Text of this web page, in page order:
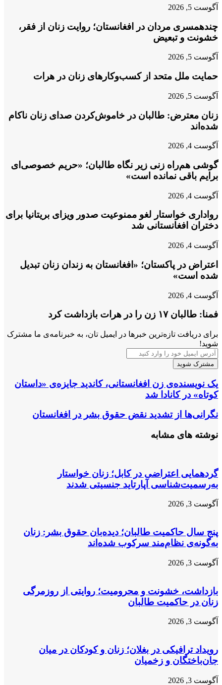
آگوست 5, 2026
چندهمسری مردان در افغانستان؛ روایت زنان از فقر،
خشونت و تبعیض
آگوست 5, 2026
حمایت ملل متحد از کسب‌وکارهای زنان در هرات
آگوست 5, 2026
زنان معترض: طالبان در خاموش‌کردن صدای زنان ناکام
شده‌اند
آگوست 4, 2026
گوشی هم‌راه زنی زیر نگاه طالبان؛ «حریم خصوصی‌ای
برایم باقی نمانده است»
آگوست 4, 2026
رواداری خواستار لغو ممنوعیت صدور ویزای بریتانیا برای
دختران افغانستانی شد
آگوست 4, 2026
اعتراض در پاکستان؛ «افغانستان به زندان زنان تبدیل
شده است»
آگوست 4, 2026
فمنا: طالبان ۱۷ زن را در هرات بازداشت کرد
برای دریافت تازه‌ترین خبرها در ایمیل تان، به خبرنامه‌ی ما مشترک
شوید!
آدرس
ایمیل
خود
را
وارد
کنید
یک
نویسنده‌ی
زن
افغانستانی،
کاندید
«داستان
کانادا
شد
یک نویسنده‌ی زن افغانستانی، کاندید جایزه‌ی «داستان
کوتاه» در کانادا شد
نگرانی‌ها
تشدید
نقض
در
افغانستان
نگرانی‌ها از تشدید نقض حقوق بشر در افغانستان
نوشته های مشابه
گردهمایی اعتراضی در کابل؛ زنان خواستار
به‌رسمیت‌شناسی آپارتاید جنسیتی شدند
آگوست 3, 2026
پنج سال حاکمیت طالبان؛ دیده‌بان حقوق بشر: زنان
به‌گونه‌ی نظام‌مند سرکوب شده‌اند
آگوست 3, 2026
بازداشت، خشونت و محرومیت؛ روایتی از روزمرگی
زنان در حاکمیت طالبان
آگوست 3, 2026
رویداد ترافیکی در بغلان؛ زنان و کودکان در میان
جان‌باختگان و زخمیان
آگوست 3, 2026